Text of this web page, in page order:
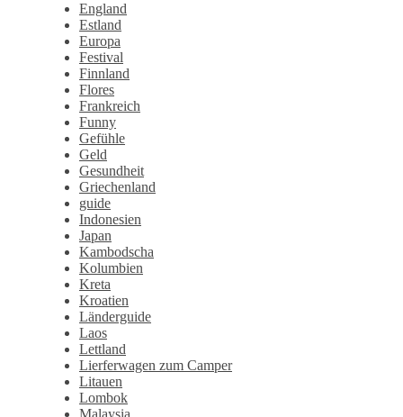
England
Estland
Europa
Festival
Finnland
Flores
Frankreich
Funny
Gefühle
Geld
Gesundheit
Griechenland
guide
Indonesien
Japan
Kambodscha
Kolumbien
Kreta
Kroatien
Länderguide
Laos
Lettland
Lierferwagen zum Camper
Litauen
Lombok
Malaysia